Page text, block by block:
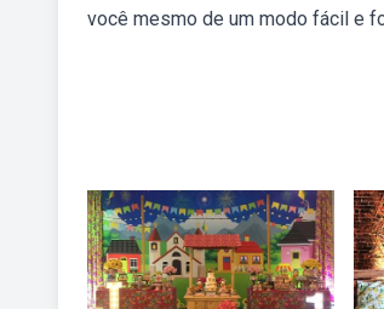
você mesmo de um modo fácil e